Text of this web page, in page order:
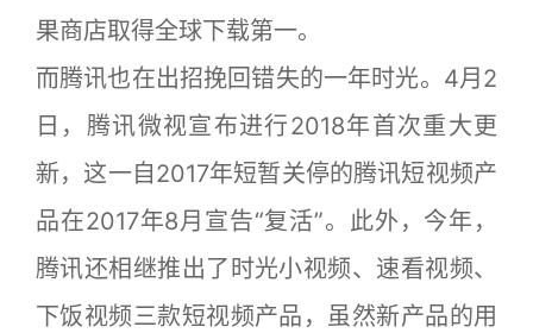
果商店取得全球下载第一。
而腾讯也在出招挽回错失的一年时光。4月2
日，腾讯微视宣布进行2018年首次重大更
新，这一自2017年短暂关停的腾讯短视频产
品在2017年8月宣告“复活”。此外，今年，
腾讯还相继推出了时光小视频、速看视频、
下饭视频三款短视频产品，虽然新产品的用